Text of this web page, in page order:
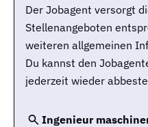
Der Jobagent versorgt
Stellenangeboten
weiteren allgemeinen
Du kannst den
jederzeit wieder
Ingenieur